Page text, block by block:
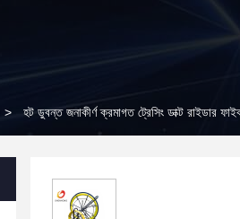
> হট ডুবন্ত জনাকীর্ণ ক্রমাগত ট্রেসিং ডাক্ট রাইডার